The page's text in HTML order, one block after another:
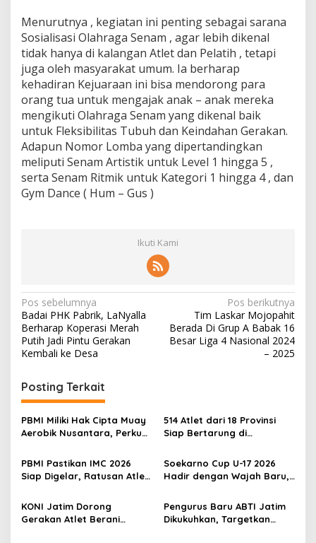
Menurutnya , kegiatan ini penting sebagai sarana
Sosialisasi Olahraga Senam , agar lebih dikenal
tidak hanya di kalangan Atlet dan Pelatih , tetapi
juga oleh masyarakat umum. Ia berharap
kehadiran Kejuaraan ini bisa mendorong para
orang tua untuk mengajak anak – anak mereka
mengikuti Olahraga Senam yang dikenal baik
untuk Fleksibilitas Tubuh dan Keindahan Gerakan.
Adapun Nomor Lomba yang dipertandingkan
meliputi Senam Artistik untuk Level 1 hingga 5 ,
serta Senam Ritmik untuk Kategori 1 hingga 4 , dan
Gym Dance ( Hum – Gus )
Ikuti Kami
N
a
v
g
a
s
p
o
s
Pos sebelumnya
Badai PHK Pabrik, LaNyalla
Berharap Koperasi Merah
Putih Jadi Pintu Gerakan
Kembali ke Desa
Pos berikutnya
Tim Laskar Mojopahit
Berada Di Grup A Babak 16
Besar Liga 4 Nasional 2024
– 2025
Posting Terkait
PBMI Miliki Hak Cipta Muay
Aerobik Nusantara, Perkuat
Indonesia
514 Atlet dari 18 Provinsi
Siap Bertarung di
Championship 2026 di
Bekasi
PBMI Pastikan IMC 2026
Siap Digelar, Ratusan Atlet
di Bekasi
Soekarno Cup U-17 2026
Hadir dengan Wajah Baru,
Penghargaan Man of the
Match
KONI Jatim Dorong
Gerakan Atlet Berani
Pengurus Baru ABTI Jatim
Dikukuhkan, Targetkan